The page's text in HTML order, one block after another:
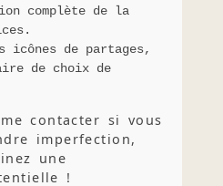
complète de la
icônes de partages,
de choix de
contacter si vous
imperfection,
une
!